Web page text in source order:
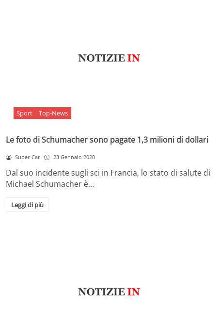
Sport Top-News
Le foto di Schumacher sono pagate 1,3 milioni di dollari
Super Car 23 Gennaio 2020
Dal suo incidente sugli sci in Francia, lo stato di salute di
Michael Schumacher è…
Leggi di più